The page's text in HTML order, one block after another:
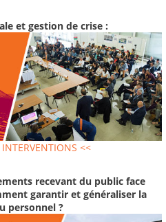
et gestion de crise :
<<
recevant du public face
garantir et généraliser la
personnel ?